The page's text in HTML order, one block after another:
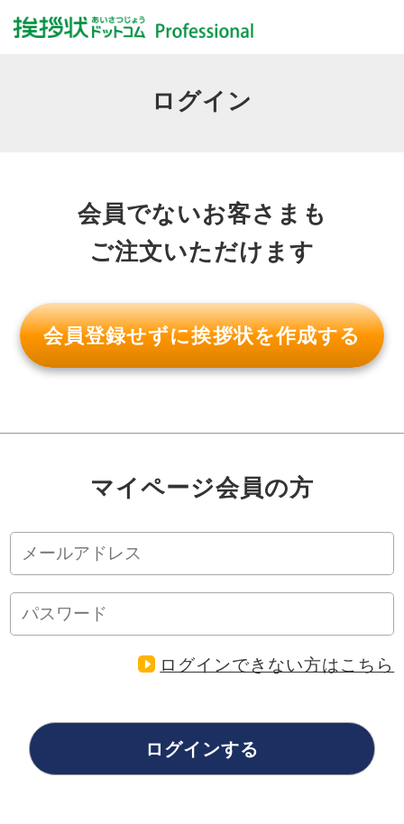
ログイン
会員でないお客さまも
ご注文いただけます
マイページ会員の方
ログインできない方はこちら